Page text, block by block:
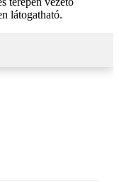
látogatható.